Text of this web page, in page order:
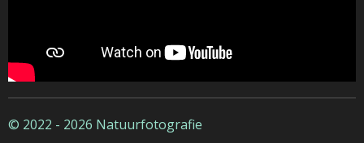
© 2022 - 2026 Natuurfotografie